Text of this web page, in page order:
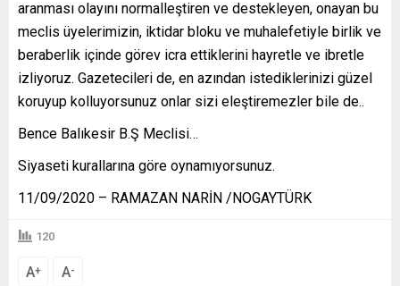
aranması olayını normalleştiren ve destekleyen, onayan bu
meclis üyelerimizin, iktidar bloku ve muhalefetiyle birlik ve
beraberlik içinde görev icra ettiklerini hayretle ve ibretle
izliyoruz. Gazetecileri de, en azından istediklerinizi güzel
koruyup kolluyorsunuz onlar sizi eleştiremezler bile de..
Bence Balıkesir B.Ş Meclisi…
Siyaseti kurallarına göre oynamıyorsunuz.
11/09/2020 – RAMAZAN NARİN /NOGAYTÜRK
120
A+ A-